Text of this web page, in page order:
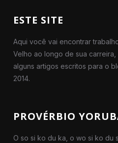
ESTE SITE
Aqui você vai encontrar
Velho ao longo de sua
alguns artigos escritos para o
2014.
PROVÉRBIO
O so si ko du ka, o wo si ko du